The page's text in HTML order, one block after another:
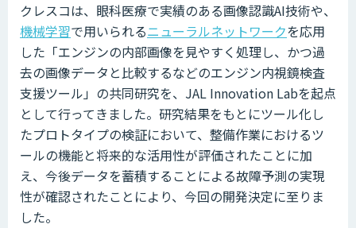
クレスコは、眼科医療で実績のある画像認識AI技術や、
機械学習で用いられるニューラルネットワークを応用
した「エンジンの内部画像を見やすく処理し、かつ過
去の画像データと比較するなどのエンジン内視鏡検査
支援ツール」の共同研究を、JAL Innovation Labを起点
として行ってきました。研究結果をもとにツール化し
たプロトタイプの検証において、整備作業におけるツ
ールの機能と将来的な活用性が評価されたことに加
え、今後データを蓄積することによる故障予測の実現
性が確認されたことにより、今回の開発決定に至りま
した。